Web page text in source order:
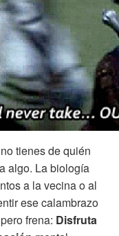
tienes de quién
algo. La biología
a la vecina o al
ese calambrazo
frena: Disfruta